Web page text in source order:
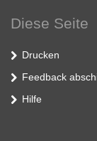
Diese Seite
Drucken
Feedback
Hilfe